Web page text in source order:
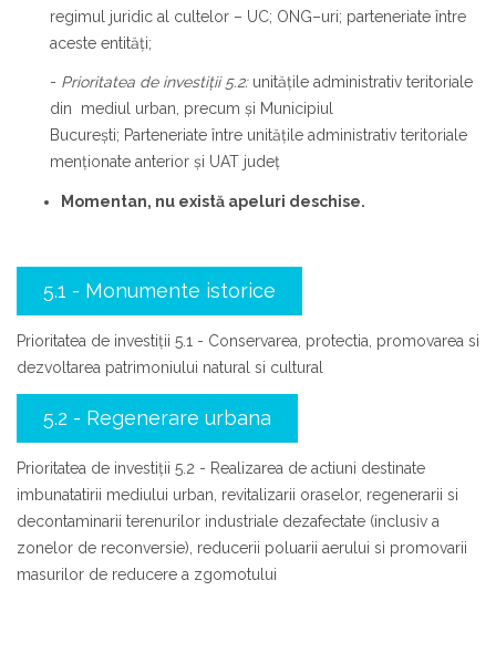
regimul juridic al cultelor – UC; ONG–uri; parteneriate între
aceste entități;
- Prioritatea de investiţii 5.2:unitățile administrativ teritoriale
din mediul urban, precum și Municipiul
București; Parteneriate între unitățile administrativ teritoriale
menționate anterior și UAT județ
Momentan, nu există apeluri deschise.
5.1 - Monumente istorice
Prioritatea de investiții 5.1 - Conservarea, protectia, promovarea si
dezvoltarea patrimoniului natural si cultural
5.2 - Regenerare urbana
Prioritatea de investiții 5.2 - Realizarea de actiuni destinate
imbunatatirii mediului urban, revitalizarii oraselor, regenerarii si
decontaminarii terenurilor industriale dezafectate (inclusiv a
zonelor de reconversie), reducerii poluarii aerului si promovarii
masurilor de reducere a zgomotului